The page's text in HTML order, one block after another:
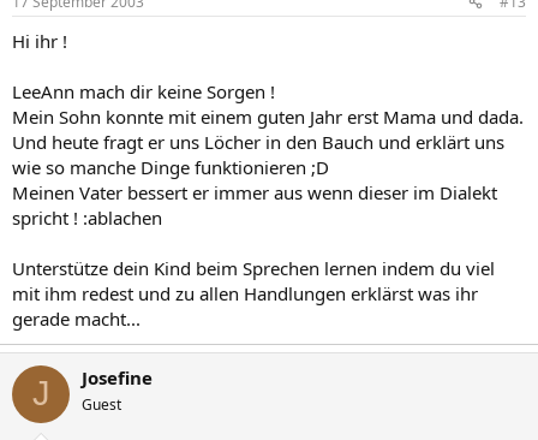
Hi ihr !
LeeAnn mach dir keine Sorgen !
Mein Sohn konnte mit einem guten Jahr erst Mama und dada.
Und heute fragt er uns Löcher in den Bauch und erklärt uns
wie so manche Dinge funktionieren ;D
Meinen Vater bessert er immer aus wenn dieser im Dialekt
spricht ! :ablachen
Unterstütze dein Kind beim Sprechen lernen indem du viel
mit ihm redest und zu allen Handlungen erklärst was ihr
gerade macht...
J Josefine
Guest